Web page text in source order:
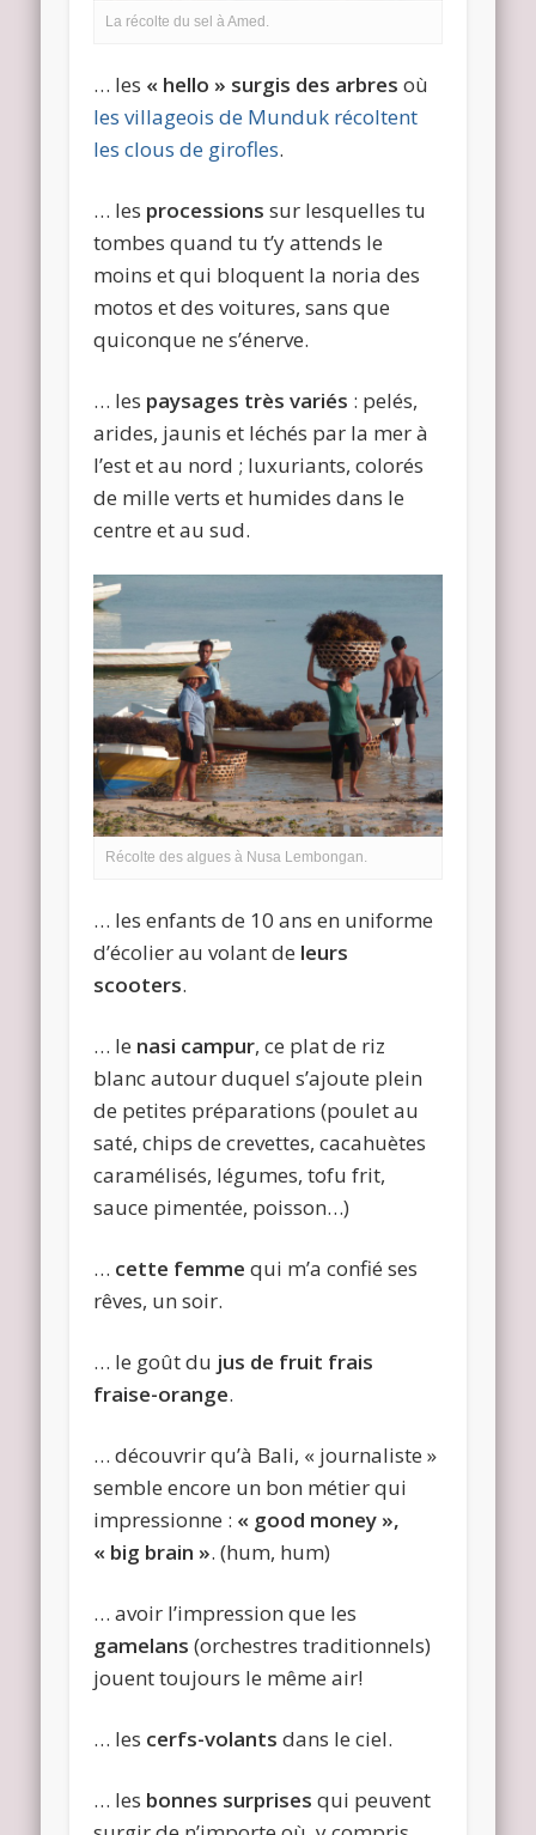
La récolte du sel à Amed.
… les « hello » surgis des arbres où
les villageois de Munduk récoltent
les clous de girofles.
… les processions sur lesquelles tu
tombes quand tu t’y attends le
moins et qui bloquent la noria des
motos et des voitures, sans que
quiconque ne s’énerve.
… les paysages très variés : pelés,
arides, jaunis et léchés par la mer à
l’est et au nord ; luxuriants, colorés
de mille verts et humides dans le
centre et au sud.
Récolte des algues à Nusa Lembongan.
… les enfants de 10 ans en uniforme
d’écolier au volant de leurs
scooters.
… le nasi campur, ce plat de riz
blanc autour duquel s’ajoute plein
de petites préparations (poulet au
saté, chips de crevettes, cacahuètes
caramélisés, légumes, tofu frit,
sauce pimentée, poisson…)
… cette femme qui m’a confié ses
rêves, un soir.
… le goût du jus de fruit frais
fraise-orange.
… découvrir qu’à Bali, « journaliste »
semble encore un bon métier qui
impressionne : « good money »,
« big brain ». (hum, hum)
… avoir l’impression que les
gamelans (orchestres traditionnels)
jouent toujours le même air!
… les cerfs-volants dans le ciel.
… les bonnes surprises qui peuvent